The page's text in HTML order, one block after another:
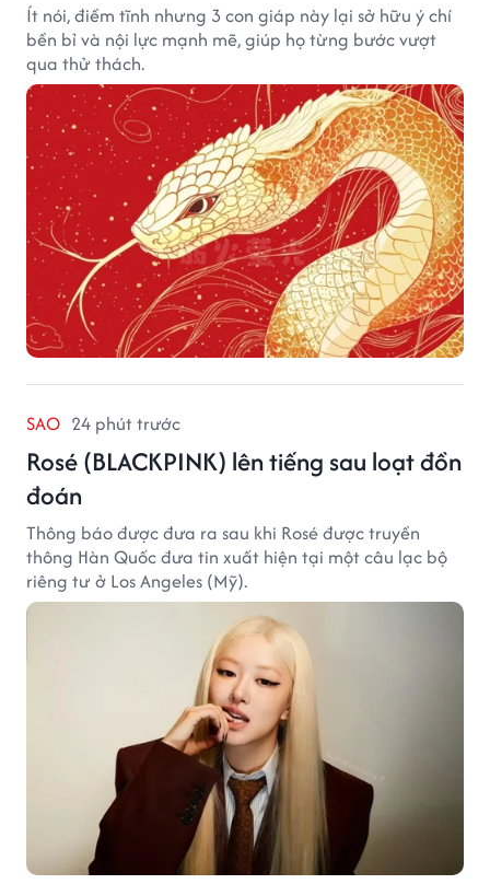
Ít nói, điềm tĩnh nhưng 3 con giáp này lại sở hữu ý chí
bền bỉ và nội lực mạnh mẽ, giúp họ từng bước vượt
qua thử thách.
SAO 24 phút trước
Rosé (BLACKPINK) lên tiếng sau loạt đồn
đoán
Thông báo được đưa ra sau khi Rosé được truyền
thông Hàn Quốc đưa tin xuất hiện tại một câu lạc bộ
riêng tư ở Los Angeles (Mỹ).